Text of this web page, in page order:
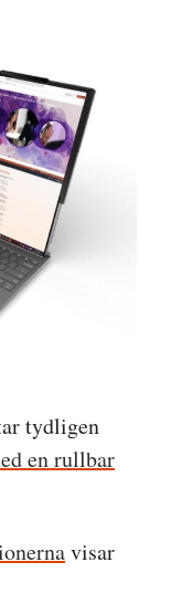
tydligen
en rullbar
visar